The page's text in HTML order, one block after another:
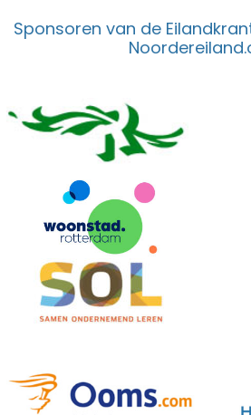
Sponsoren van de